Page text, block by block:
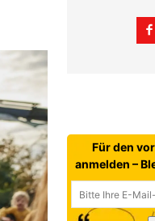
Für den
anmelden –